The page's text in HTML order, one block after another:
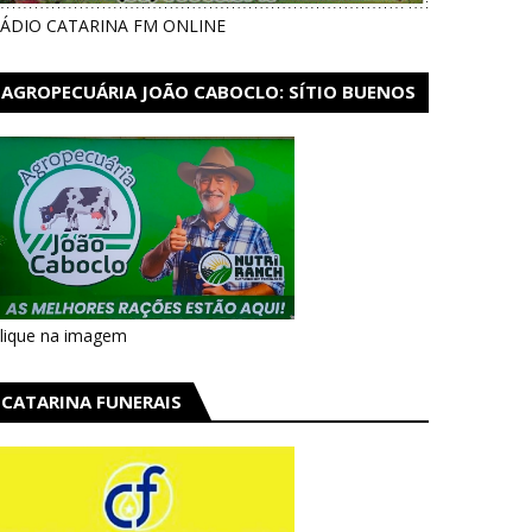
CATARINA FM ONLINE
AGROPECUÁRIA JOÃO CABOCLO: SÍTIO BUENOS
na imagem
CATARINA FUNERAIS